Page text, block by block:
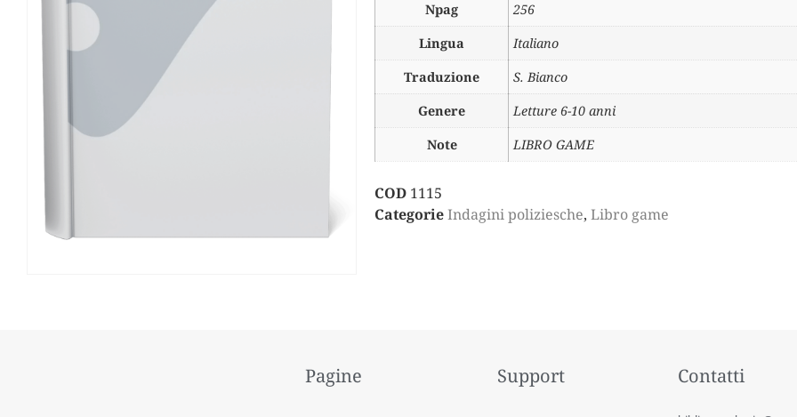
Npag
256
Lingua
Italiano
Traduzione
S. Bianco
Genere
Letture 6-10 anni
Note
LIBRO GAME
COD 1115
CategorieIndagini poliziesche,Libro game
Pagine Support Contatti